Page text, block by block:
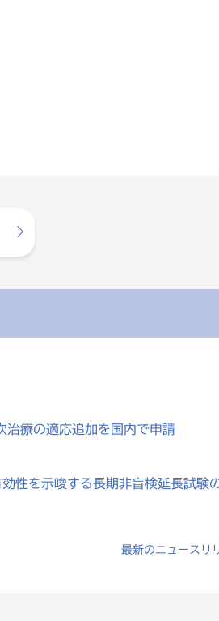
治療の適応追加を国内で申請
を示唆する長期非盲検延長試験
最新のニュースリ